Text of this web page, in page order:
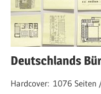
Deutschlands
Hardcover: 1076 Seiten